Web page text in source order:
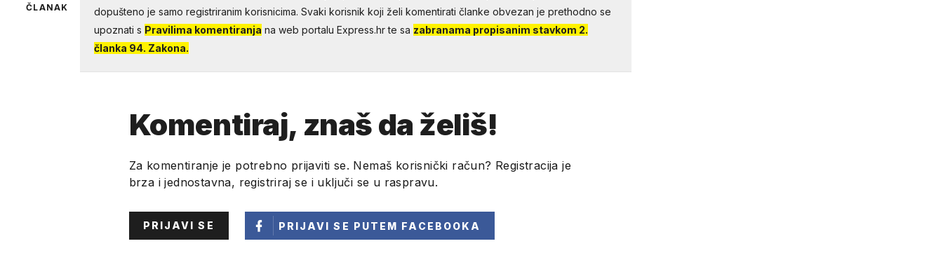
ČLANAK
dopušteno je samo registriranim korisnicima. Svaki korisnik koji želi komentirati članke obvezan je prethodno se
upoznati s Pravilima komentiranja na web portalu Express.hr te sa zabranama propisanim stavkom 2.
članka 94. Zakona.
Komentiraj, znaš da želiš!
Za komentiranje je potrebno prijaviti se. Nemaš korisnički račun? Registracija je
brza i jednostavna, registriraj se i uključi se u raspravu.
PRIJAVI SE PRIJAVI SE PUTEM FACEBOOKA